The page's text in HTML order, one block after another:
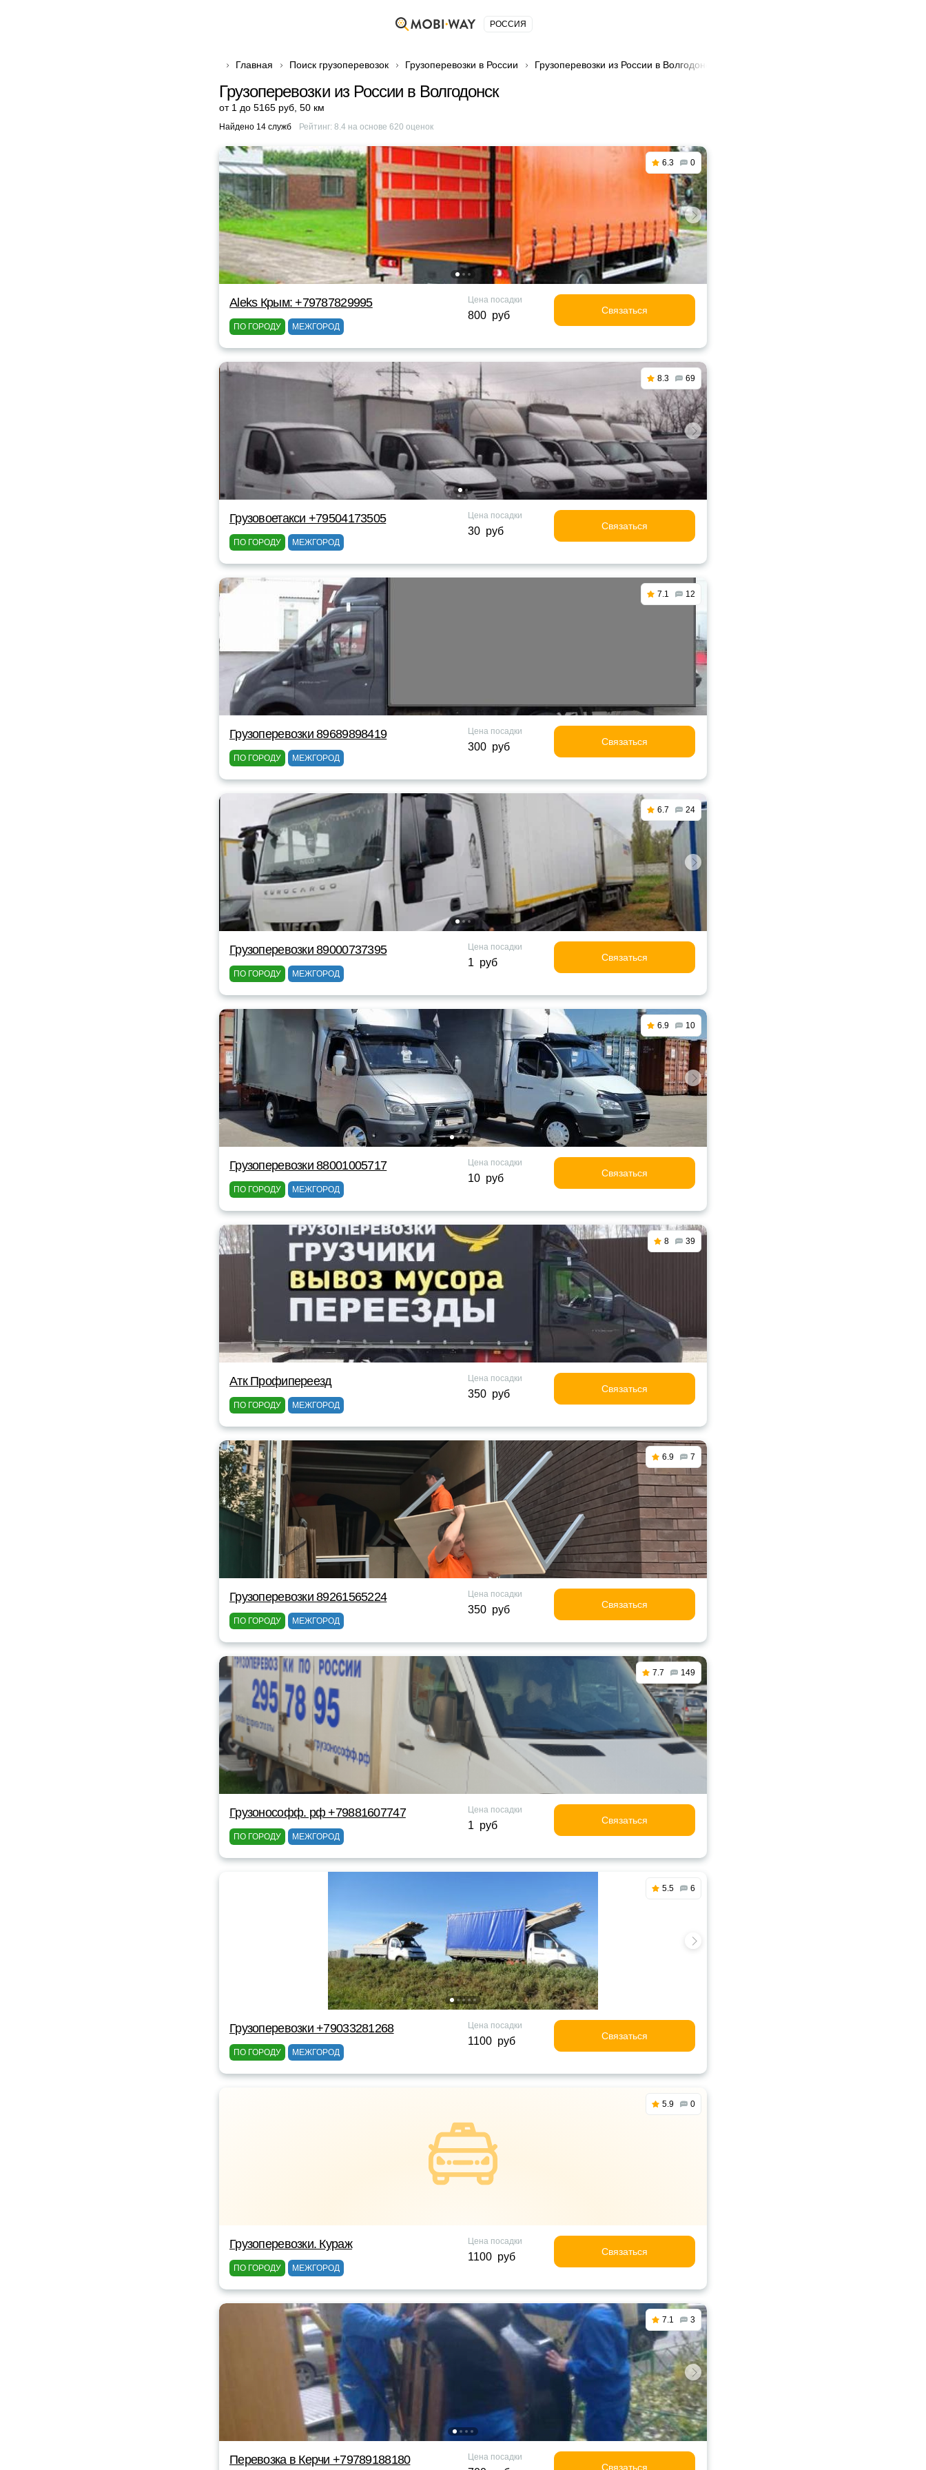
РОССИЯ
Главная Поиск грузоперевозок Грузоперевозки в России Грузоперевозки из России в Волгодонск
Грузоперевозки из России в Волгодонск
от 1 до 5165 руб 50 км
Найдено 14 служб Рейтинг: 8.4на основе 620 оценок
6.3 0
Aleks Крым: +79787829995
ПО ГОРОДУ МЕЖГОРОД
Цена посадки
800 руб Связаться
8.3 69
Грузовоетакси +79504173505
ПО ГОРОДУ МЕЖГОРОД
Цена посадки
30 руб Связаться
7.1 12
Грузоперевозки 89689898419
ПО ГОРОДУ МЕЖГОРОД
Цена посадки
300 руб Связаться
6.7 24
Грузоперевозки 89000737395
ПО ГОРОДУ МЕЖГОРОД
Цена посадки
1 руб Связаться
6.9 10
Грузоперевозки 88001005717
ПО ГОРОДУ МЕЖГОРОД
Цена посадки
10 руб Связаться
8 39
Атк Профипереезд
ПО ГОРОДУ МЕЖГОРОД
Цена посадки
350 руб Связаться
6.9 7
Грузоперевозки 89261565224
ПО ГОРОДУ МЕЖГОРОД
Цена посадки
350 руб Связаться
7.7 149
Грузонософф. рф +79881607747
ПО ГОРОДУ МЕЖГОРОД
Цена посадки
1 руб Связаться
5.5 6
Грузоперевозки +79033281268
ПО ГОРОДУ МЕЖГОРОД
Цена посадки
1100 руб Связаться
5.9 0
Грузоперевозки. Кураж
ПО ГОРОДУ МЕЖГОРОД
Цена посадки
1100 руб Связаться
7.1 3
Перевозка в Керчи +79789188180 Цена посадки
Связаться